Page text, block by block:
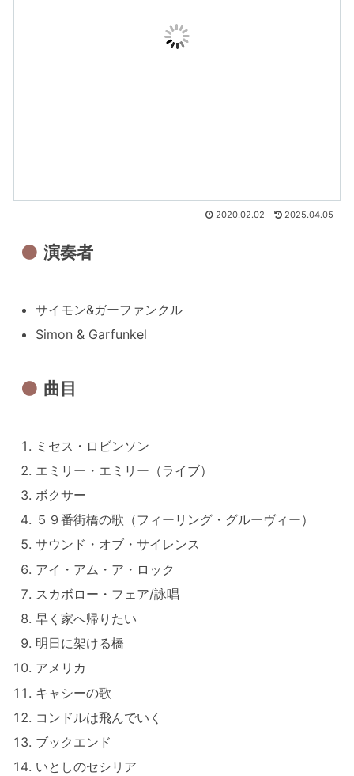
2020.02.02 2025.04.05
演奏者
サイモン&ガーファンクル
Simon & Garfunkel
曲目
ミセス・ロビンソン
エミリー・エミリー（ライブ）
ボクサー
５９番街橋の歌（フィーリング・グルーヴィー）
サウンド・オブ・サイレンス
アイ・アム・ア・ロック
スカボロー・フェア/詠唱
早く家へ帰りたい
明日に架ける橋
アメリカ
キャシーの歌
コンドルは飛んでいく
ブックエンド
いとしのセシリア